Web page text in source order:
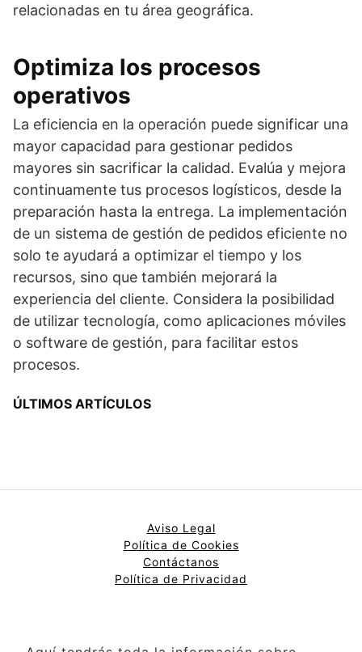
relacionadas en tu área geográfica.
Optimiza los procesos
operativos
La eficiencia en la operación puede significar una
mayor capacidad para gestionar pedidos
mayores sin sacrificar la calidad. Evalúa y mejora
continuamente tus procesos logísticos, desde la
preparación hasta la entrega. La implementación
de un sistema de gestión de pedidos eficiente no
solo te ayudará a optimizar el tiempo y los
recursos, sino que también mejorará la
experiencia del cliente. Considera la posibilidad
de utilizar tecnología, como aplicaciones móviles
o software de gestión, para facilitar estos
procesos.
ÚLTIMOS ARTÍCULOS
Aviso Legal
Política de Cookies
Contáctanos
Política de Privacidad